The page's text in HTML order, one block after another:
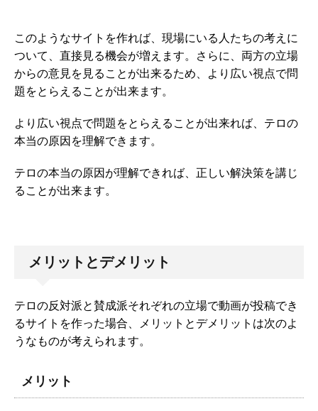
このようなサイトを作れば、現場にいる人たちの考えに
ついて、直接見る機会が増えます。さらに、両方の立場
からの意見を見ることが出来るため、より広い視点で問
題をとらえることが出来ます。
より広い視点で問題をとらえることが出来れば、テロの
本当の原因を理解できます。
テロの本当の原因が理解できれば、正しい解決策を講じ
ることが出来ます。
メリットとデメリット
テロの反対派と賛成派それぞれの立場で動画が投稿でき
るサイトを作った場合、メリットとデメリットは次のよ
うなものが考えられます。
メリット